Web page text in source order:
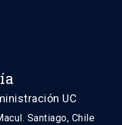
UC
Santiago, Chile